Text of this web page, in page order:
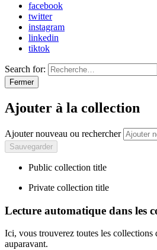
facebook
twitter
instagram
linkedin
tiktok
Search for:
Fermer
Ajouter à la collection
Ajouter nouveau ou rechercher
Public collection title
Private collection title
Lecture automatique dans les
Ici, vous trouverez toutes les collections
auparavant.